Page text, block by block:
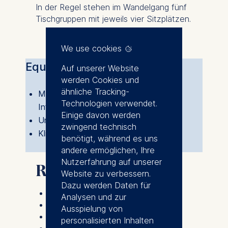
In der Regel stehen im Wandelgang fünf
Tischgruppen mit jeweils vier Sitzplätzen.
Equipment
Mögliche Ausstellungsfläche (bis zu 12
Informationsstände á 5 m Breite)
Umluftanlage
Klimaanlage
Raummaße
Nettogrundfläche 401,36 m²
Raumhöhe 6,14 m
Raumlänge 71,76 m
We use cookies
Auf unserer Website
werden Cookies und
ähnliche Tracking-
Technologien verwendet.
Einige davon werden
zwingend technisch
benötigt, während es uns
andere ermöglichen, Ihre
Nutzerfahrung auf unserer
Website zu verbessern.
Dazu werden Daten für
Analysen und zur
Ausspielung von
personalisierten Inhalten